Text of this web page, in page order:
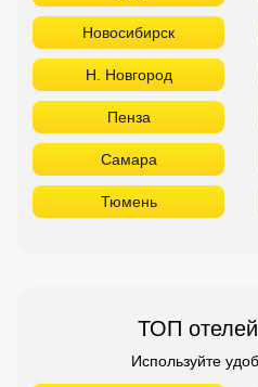
Новосибирск
Н. Новгород
Пенза
Самара
Тюмень
ТОП
Используйте